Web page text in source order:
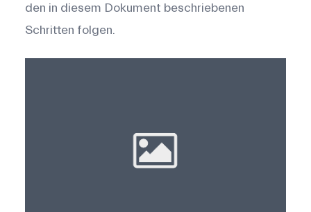
den in diesem Dokument beschriebenen
Schritten folgen.